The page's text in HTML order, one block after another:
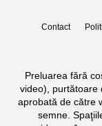
Contact
Preluarea fără
video), purtătoare
aprobată de către
semne.